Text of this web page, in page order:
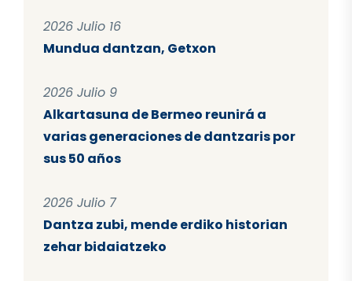
2026 Julio 16
Mundua dantzan, Getxon
2026 Julio 9
Alkartasuna de Bermeo reunirá a
varias generaciones de dantzaris por
sus 50 años
2026 Julio 7
Dantza zubi, mende erdiko historian
zehar bidaiatzeko